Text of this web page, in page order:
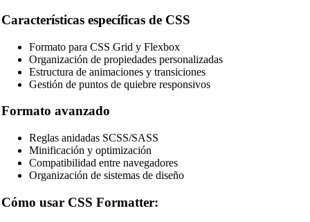
Características específicas de CSS
Formato para CSS Grid y Flexbox
Organización de propiedades personalizadas
Estructura de animaciones y transiciones
Gestión de puntos de quiebre responsivos
Formato avanzado
Reglas anidadas SCSS/SASS
Minificación y optimización
Compatibilidad entre navegadores
Organización de sistemas de diseño
Cómo usar CSS Formatter: